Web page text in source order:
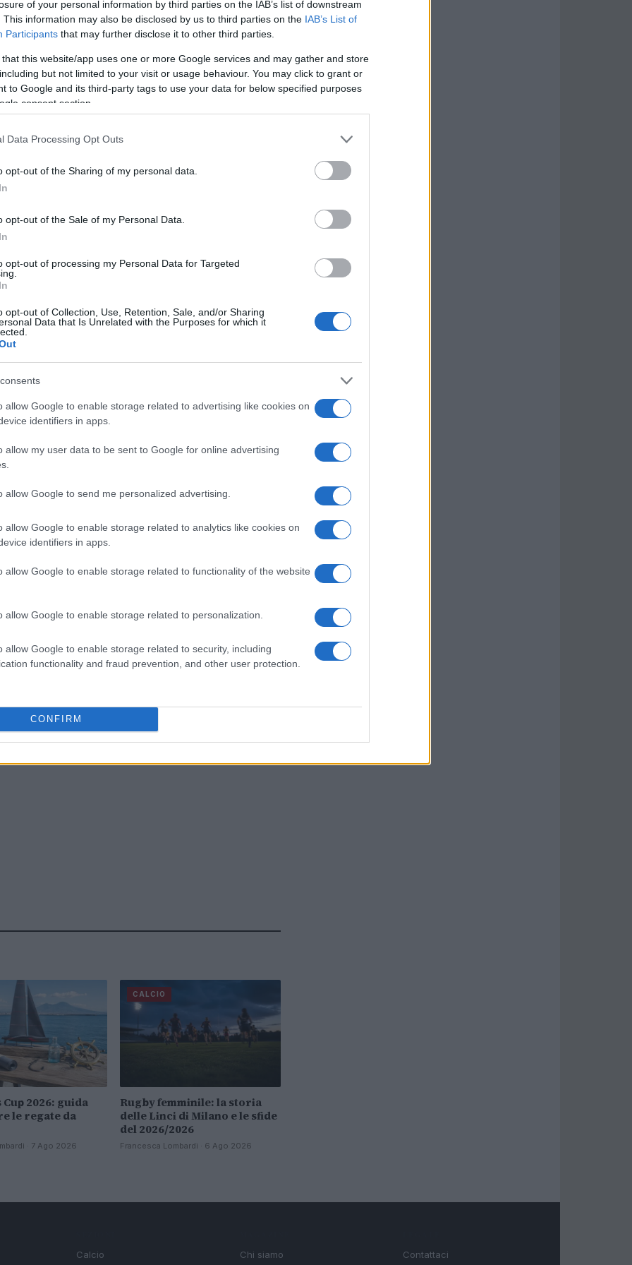
of your personal information by third parties on the IAB’s list of downstream
This information may also be disclosed by us to third parties on the IAB’s List of
Participants that may further disclose it to other third parties.
that this website/app uses one or more Google services and may gather and store
but not limited to your visit or usage behaviour. You may click to grant or
to Google and its third-party tags to use your data for below specified purposes
consent section.
Data Processing Opt Outs
opt-out of the Sharing of my personal data.
opt-out of the Sale of my Personal Data.
opt-out of processing my Personal Data for Targeted
opt-out of Collection, Use, Retention, Sale, and/or Sharing
Data that Is Unrelated with the Purposes for which it
allow Google to enable storage related to advertising like cookies on
identifiers in apps.
allow my user data to be sent to Google for online advertising
allow Google to send me personalized advertising.
allow Google to enable storage related to analytics like cookies on
identifiers in apps.
allow Google to enable storage related to functionality of the website
allow Google to enable storage related to personalization.
allow Google to enable storage related to security, including
functionality and fraud prevention, and other user protection.
CONFIRM
“Mi sono emozionato come un genitore,
ho soltanto cercato di trasmetter loro la
cento, dell’essere protagonisti e non
e Berardi sono entrati nella finale
giusto. Orgoglioso di loro. Berardi
carreggiata. Su Locatelli e Raspadori mi
commenti positivi su entrambi,
Locatelli fosse più o meno umile o con i
d’oro. E per Raspadori si tirava fuori
lo Shakhtar: “Alleno giocatori molto
dobbiamo comportarci bene nelle
Cup 2026: guida
le regate da
· 7 Ago 2026
CALCIO
Rugby femminile: la storia
delle Linci di Milano e le sfide
del 2026/2026
Francesca Lombardi · 6 Ago 2026
Calcio
Chi siamo
Contattaci